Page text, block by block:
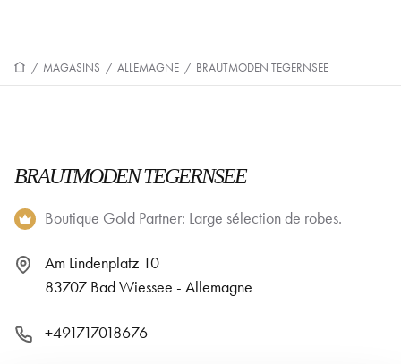
/ MAGASINS / ALLEMAGNE / BRAUTMODEN TEGERNSEE
BRAUTMODEN TEGERNSEE
Boutique Gold Partner: Large sélection de robes.
Am Lindenplatz 10
83707 Bad Wiessee - Allemagne
+491717018676